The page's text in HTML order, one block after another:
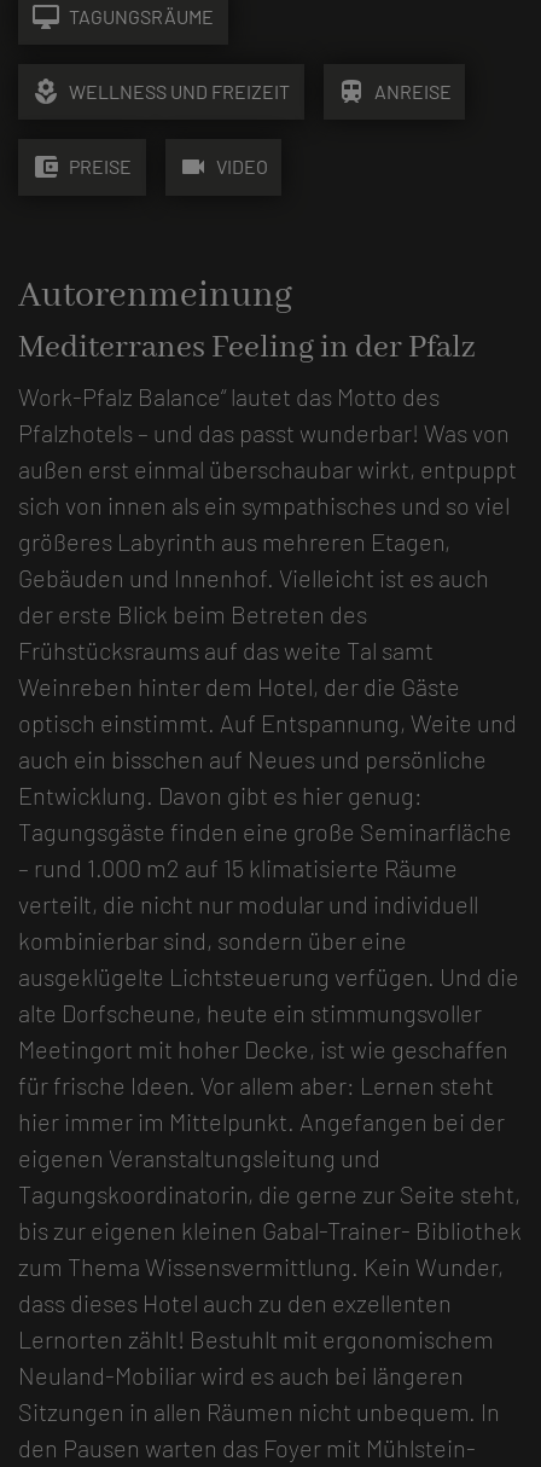
desktop_mac TAGUNGSRÄUME
local_florist WELLNESS UND FREIZEIT train ANREISE
account_balance_wallet PREISE videocam VIDEO
Autorenmeinung
Mediterranes Feeling in der Pfalz
Work-Pfalz Balance“ lautet das Motto des
Pfalzhotels – und das passt wunderbar! Was von
außen erst einmal überschaubar wirkt, entpuppt
sich von innen als ein sympathisches und so viel
größeres Labyrinth aus mehreren Etagen,
Gebäuden und Innenhof. Vielleicht ist es auch
der erste Blick beim Betreten des
Frühstücksraums auf das weite Tal samt
Weinreben hinter dem Hotel, der die Gäste
optisch einstimmt. Auf Entspannung, Weite und
auch ein bisschen auf Neues und persönliche
Entwicklung. Davon gibt es hier genug:
Tagungsgäste finden eine große Seminarfläche
– rund 1.000 m2 auf 15 klimatisierte Räume
verteilt, die nicht nur modular und individuell
kombinierbar sind, sondern über eine
ausgeklügelte Lichtsteuerung verfügen. Und die
alte Dorfscheune, heute ein stimmungsvoller
Meetingort mit hoher Decke, ist wie geschaffen
für frische Ideen. Vor allem aber: Lernen steht
hier immer im Mittelpunkt. Angefangen bei der
eigenen Veranstaltungsleitung und
Tagungskoordinatorin, die gerne zur Seite steht,
bis zur eigenen kleinen Gabal-Trainer- Bibliothek
zum Thema Wissensvermittlung. Kein Wunder,
dass dieses Hotel auch zu den exzellenten
Lernorten zählt! Bestuhlt mit ergonomischem
Neuland-Mobiliar wird es auch bei längeren
Sitzungen in allen Räumen nicht unbequem. In
den Pausen warten das Foyer mit Mühlstein-